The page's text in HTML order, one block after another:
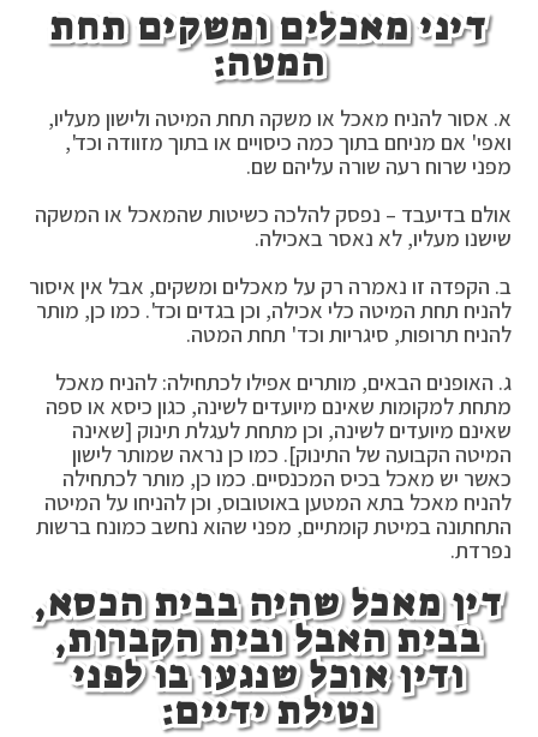
דיני מאכלים ומשקים תחת
המטה:
א. אסור להניח מאכל או משקה תחת המיטה ולישון מעליו,
ואפי' אם מניחם בתוך כמה כיסויים או בתוך מזוודה וכד',
מפני שרוח רעה שורה עליהם שם.
אולם בדיעבד – נפסק להלכה כשיטות שהמאכל או המשקה
שישנו מעליו, לא נאסר באכילה.
ב. הקפדה זו נאמרה רק על מאכלים ומשקים, אבל אין איסור
להניח תחת המיטה כלי אכילה, וכן בגדים וכד'. כמו כן, מותר
להניח תרופות, סיגריות וכד' תחת המטה.
ג. האופנים הבאים, מותרים אפילו לכתחילה: להניח מאכל
מתחת למקומות שאינם מיועדים לשינה, כגון כיסא או ספה
שאינם מיועדים לשינה, וכן מתחת לעגלת תינוק [שאינה
המיטה הקבועה של התינוק]. כמו כן נראה שמותר לישון
כאשר יש מאכל בכיס המכנסיים. כמו כן, מותר לכתחילה
להניח מאכל בתא המטען באוטובוס, וכן להניחו על המיטה
התחתונה במיטת קומתיים, מפני שהוא נחשב כמונח ברשות
נפרדת.
דין מאכל שהיה בבית הכסא,
בבית האבל ובית הקברות,
ודין אוכל שנגעו בו לפני
נטילת ידיים: